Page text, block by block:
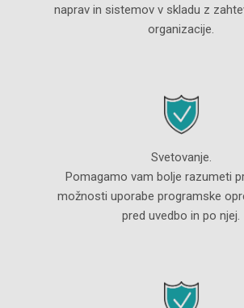
naprav in sistemov v skladu z
organizacije.
Svetovanje.
Pomagamo vam bolje razumeti
možnosti uporabe programske
pred uvedbo in po njej.